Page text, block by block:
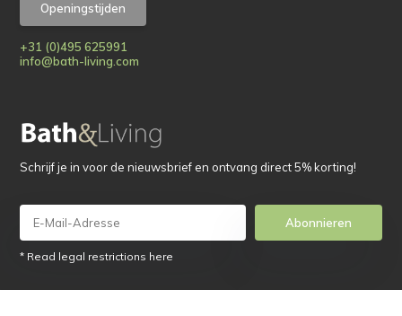
Openingstijden
+31 (0)495 625991
info@bath-living.com
Schrijf je in voor de nieuwsbrief en ontvang direct 5% korting!
Abonnieren
* Read legal restrictions here